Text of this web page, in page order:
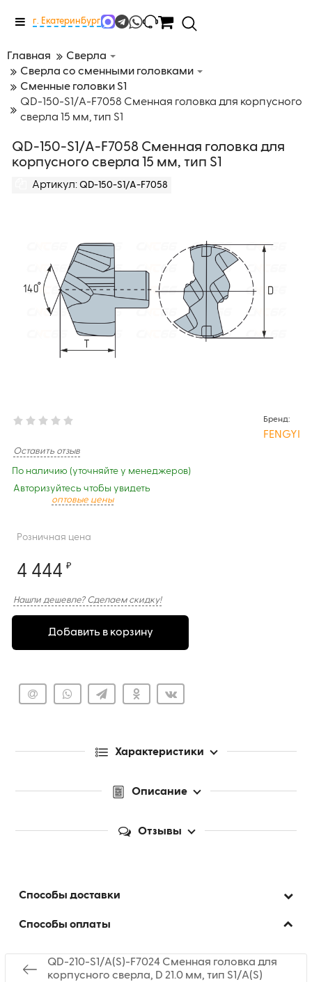
Меню
г. Екатеринбург
Главная
Сверла
Сверла со сменными головками
Сменные головки S1
QD-150-S1/A-F7058 Сменная головка для корпусного
сверла 15 мм, тип S1
QD-150-S1/A-F7058 Сменная головка для
корпусного сверла 15 мм, тип S1
Артикул: QD-150-S1/A-F7058
Бренд:
FENGYI
Оставить отзыв
По наличию (уточняйте у менеджеров)
Авторизуйтесь чтобы увидеть
оптовые цены
Розничная цена
4 444 ₽
Нашли дешевле? Сделаем скидку!
Добавить в корзину
Характеристики
Описание
Отзывы
Способы доставки
Способы оплаты
QD-210-S1/A(S)-F7024 Сменная головка для
корпусного сверла, D 21.0 мм, тип S1/A(S)